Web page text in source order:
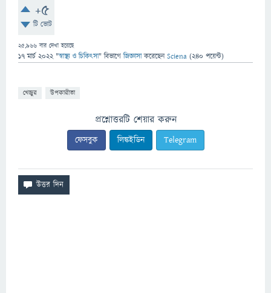
+5
টি ভোট
25,966 বার দেখা হয়েছে
17 মার্চ 2022 "স্বাস্থ্য ও চিকিৎসা" বিভাগে জিজ্ঞাসাকরেছেনSciena (240 পয়েন্ট)
খেজুর উপকারীতা
প্রশ্নোত্তরটি শেয়ার করুন
ফেসবুক লিঙ্কইডিন Telegram